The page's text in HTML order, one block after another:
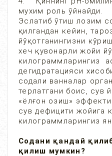
мухим роль ўйнайди.
Эслатиб ўтиш лозим
қилгандан кейин,
йўқотганингизни
хеч қувонарли жойи
килограммларингиз
дегидратацияси
содали ванналар
терлатгани боис, сув
«ёлғон озиш»
сув дефицити жойига
килограммларингиз
Содани қандай
қилиш мумкин?